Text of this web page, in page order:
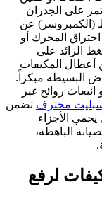
على الجدران
(الكمبروسر) عن
المحرك أو
الزائد على
ميدانية حديثة أن 70% من أعطال المكيفات
البسيطة مبكراً.
روائح غير
سبليت محترف تضمن
يحمي الأجزاء
الباهظة،
لرفع